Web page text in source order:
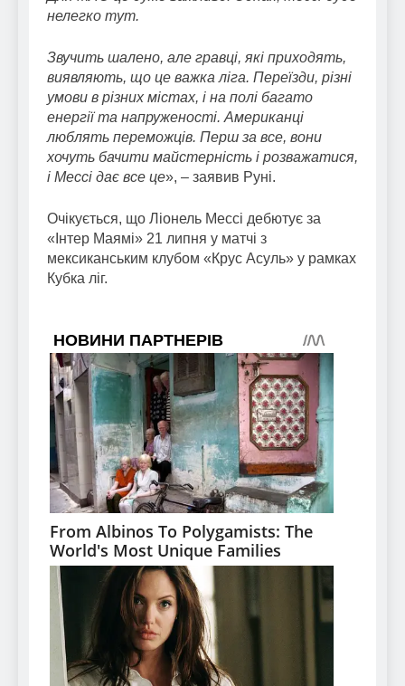
нелегко тут.
Звучить шалено, але гравці, які приходять,
виявляють, що це важка ліга. Переїзди, різні
умови в різних містах, і на полі багато
енергії та напруженості. Американці
люблять переможців. Перш за все, вони
хочуть бачити майстерність і розважатися,
і Мессі дає все це», – заявив Руні.
Очікується, що Ліонель Мессі дебютує за
«Інтер Маямі» 21 липня у матчі з
мексиканським клубом «Крус Асуль» у рамках
Кубка ліг.